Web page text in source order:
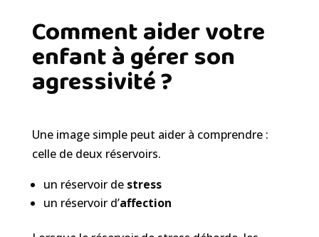
Comment aider votre
enfant à gérer son
agressivité ?
Une image simple peut aider à comprendre :
celle de deux réservoirs.
un réservoir de stress
un réservoir d’affection